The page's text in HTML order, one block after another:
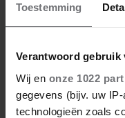
Toestemming
Verantwoord gebruik
Wij en onze 1022
gegevens (bijv. uw
technologieën zoals